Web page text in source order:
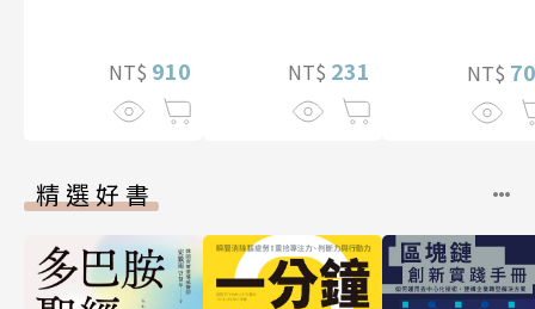
NT$ 910 NT$ 231
NT$
精選好書